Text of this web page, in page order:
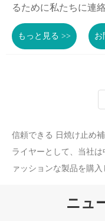
るために私たちに連
もっと見る >> お
信頼できる 日焼け止め
ライヤーとして、当社
ァッションな製品を購
ニュ